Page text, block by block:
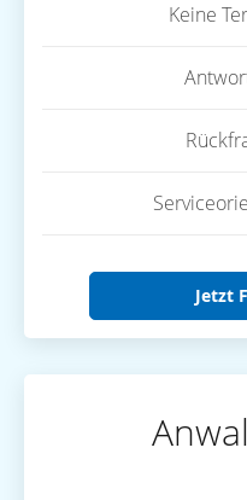
Keine
Jetzt